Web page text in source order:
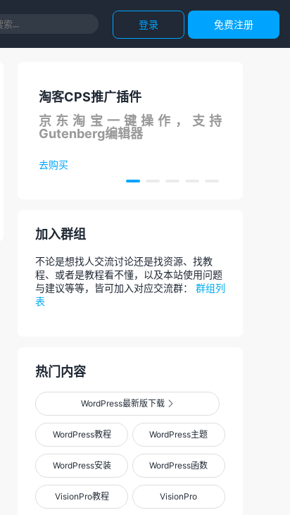
登录 免费注册
淘客CPS推广插件
京东淘宝一键操作，支持
Gutenberg编辑器
去购买
加入群组
不论是想找人交流讨论还是找资源、找教
程、或者是教程看不懂，以及本站使用问题
与建议等等，皆可加入对应交流群： 群组列
表
热门内容
WordPress最新版下载 
WordPress教程 WordPress主题
WordPress安装 WordPress函数
VisionPro教程 VisionPro